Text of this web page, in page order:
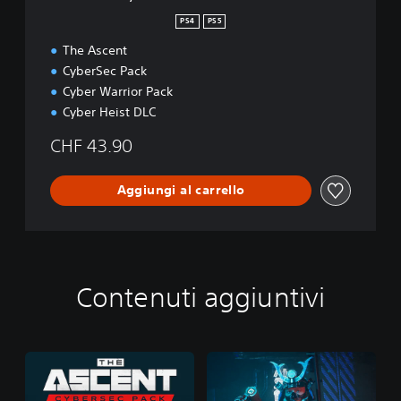
PS4 PS5
The Ascent
CyberSec Pack
Cyber Warrior Pack
Cyber Heist DLC
CHF 43.90
Aggiungi al carrello
Contenuti aggiuntivi